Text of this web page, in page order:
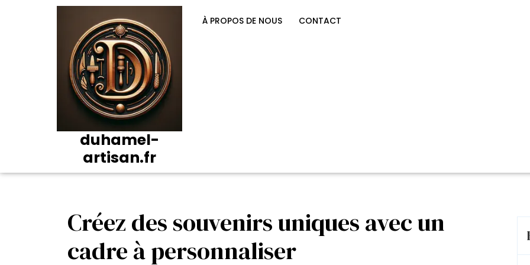
duhamel-
artisan.fr
À PROPOS DE NOUS CONTACT
Créez des souvenirs uniques avec un
cadre à personnaliser